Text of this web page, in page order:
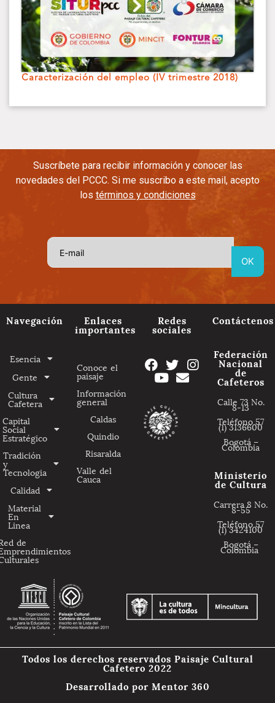
Caracterización del empleo (IV trimestre 2018)
Suscríbete para recibir información y conocer las
novedades del PCCC. Si me suscribo a este mail, acepto
los términos y condiciones
Navegación
Esencia
Gente
Cultura
Cafetera
Capital
Social
Estratégico
Tradición
y
Tecnologia
Calidad
Material
En
Linea
de
Enlaces
importantes
Conoce el
paisaje
Información
general
Caldas
Quindio
Risaralda
Valle del
Cauca
Redes
sociales
Contáctenos
Federación
Nacional
de
Cafeteros
Calle 73 No.
8-13
Teléfono 57
(1) 3136600
Bogotá –
Colombia
Ministerio
de Cultura
Carrera 8 No.
8-55
Teléfono 57
(1) 3424100
Bogotá –
Colombia
Todos los derechos reservados Paisaje Cultural
Cafetero 2022
Desarrollado por Mentor 360